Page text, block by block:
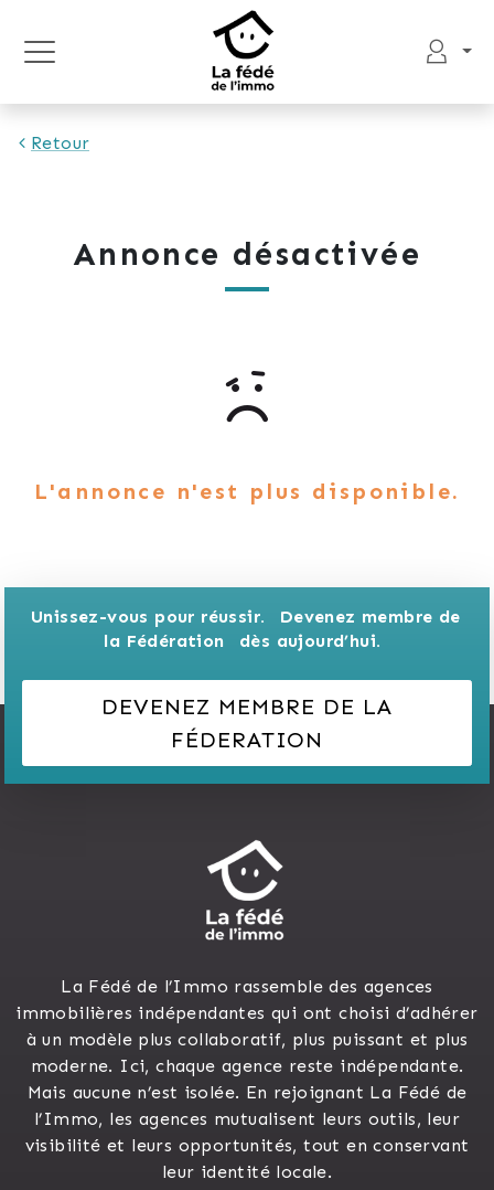
Retour
Annonce désactivée
L'annonce n'est plus disponible.
Unissez-vous pour réussir.
Devenez membre de
la Fédération
dès aujourd’hui.
DEVENEZ MEMBRE DE LA
FÉDERATION
La Fédé de l’Immo rassemble des agences
immobilières indépendantes qui ont choisi d’adhérer
à un modèle plus collaboratif, plus puissant et plus
moderne. Ici, chaque agence reste indépendante.
Mais aucune n’est isolée. En rejoignant La Fédé de
l’Immo, les agences mutualisent leurs outils, leur
visibilité et leurs opportunités, tout en conservant
leur identité locale.